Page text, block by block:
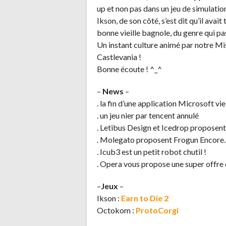
up et non pas dans un jeu de
Ikson, de son côté, s’est dit qu’il
bonne vieille bagnole, du genre qui
Un instant culture animé par notre
Castlevania !
Bonne écoute ! ^_^
– News –
. la fin d’une application Microsoft
. un jeu nier par tencent annulé
. Letibus Design et Icedrop
. Molegato proposent Frogun
. Icub3 est un petit robot chutil !
. Opera vous propose une super offre
–Jeux –
Ikson : Earn to Die 2
Octokom : ProtoCorgi